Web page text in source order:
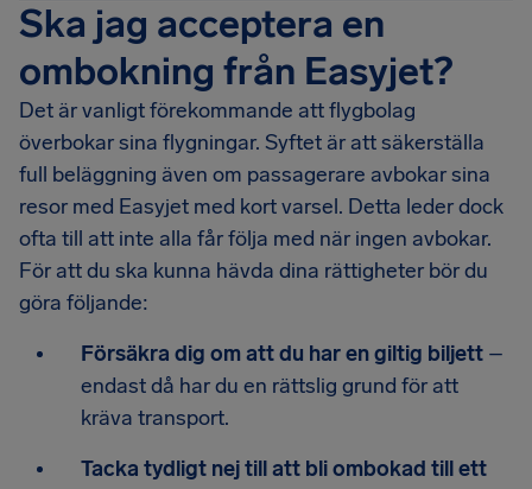
Ska jag acceptera en
ombokning från Easyjet?
Det är vanligt förekommande att flygbolag
överbokar sina flygningar. Syftet är att säkerställa
full beläggning även om passagerare avbokar sina
resor med Easyjet med kort varsel. Detta leder dock
ofta till att inte alla får följa med när ingen avbokar.
För att du ska kunna hävda dina rättigheter bör du
göra följande:
Försäkra dig om att du har en giltig biljett –
endast då har du en rättslig grund för att
kräva transport.
Tacka tydligt nej till att bli ombokad till ett